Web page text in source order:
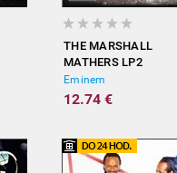
THE MARSHALL
MATHERS LP2
Eminem
12.74 €